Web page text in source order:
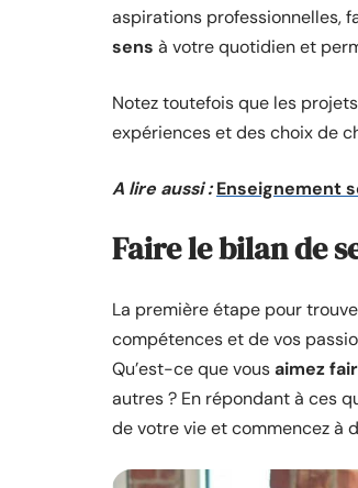
aspirations professionnelles,
sens à votre quotidien et
Notez toutefois que les
expériences et des choix de
A lire aussi : Enseignement
Faire le bilan de
La première étape pour
compétences et de vos
Qu’est-ce que vousaimez
autres ? En répondant à ces
de votre vie et commencez à